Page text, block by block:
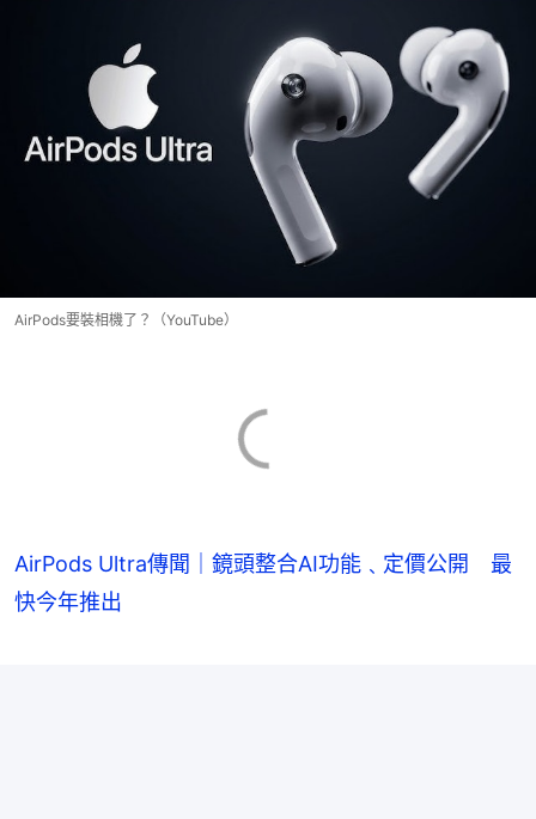
AirPods要裝相機了？（YouTube）
AirPods Ultra傳聞｜鏡頭整合AI功能﹑定價公開 最
快今年推出